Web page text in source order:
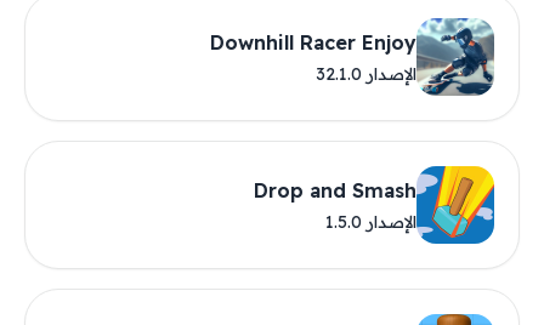
Downhill Racer Enjoy
الإصدار 32.1.0
Drop and Smash
الإصدار 1.5.0